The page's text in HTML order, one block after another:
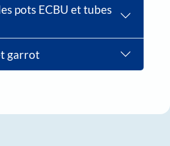
pots ECBU et tubes
garrot